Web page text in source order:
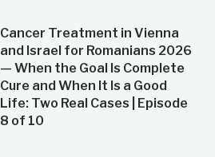
Cancer Treatment in Vienna
and Israel for Romanians 2026
— When the Goal Is Complete
Cure and When It Is a Good
Life: Two Real Cases | Episode
8 of 10